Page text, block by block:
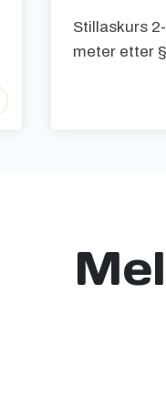
Stillaskurs
meter etter